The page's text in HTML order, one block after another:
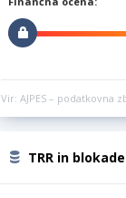
Vir: AJPES – podatkovna
TRR in blokade